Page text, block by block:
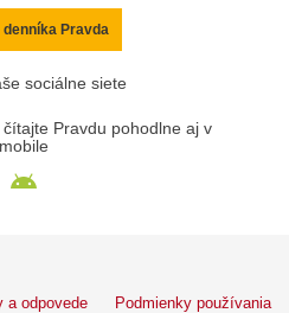
Pravda
sociálne siete
Pravdu pohodlne aj v
mobile
a odpovede Podmienky používania